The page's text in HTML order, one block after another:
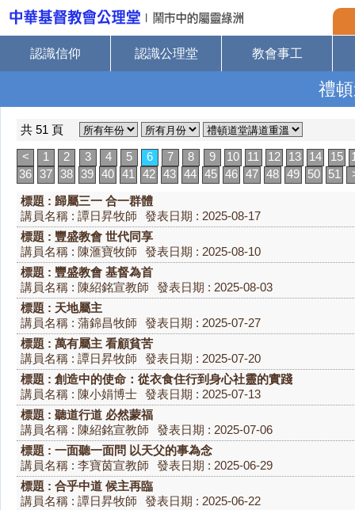
認識信仰 認識公理堂 教會事工
禮
共 51 頁
<
1 2 3 4 5 6 7 8 9 10 11 12 13 14 15
36 37 38 39 40 41 42 43 44 45 46 47 48 49 50 51
標題 : 歸屬三一 合一群體
講員名稱 : 譚日昇牧師
發表日期 : 2025-08-17
標題 : 豐盛教會 世代同享
講員名稱 : 陳滙寶牧師
發表日期 : 2025-08-10
標題 : 豐盛教會 基督為首
講員名稱 : 陳紹銘宣教師
發表日期 : 2025-08-03
標題 : 天地屬主
講員名稱 : 蒲錦昌牧師
發表日期 : 2025-07-27
標題 : 萬有屬主 看顧貧苦
講員名稱 : 譚日昇牧師
發表日期 : 2025-07-20
標題 : 創造中的使命：從衣食住行到身心社靈的實踐
講員名稱 : 陳小娟博士 發表日期 : 2025-07-13
標題 : 聽道行道 必然蒙福
講員名稱 : 陳紹銘宣教師
發表日期 : 2025-07-06
標題 : 一面聽一面問 以天父的事為念
講員名稱 : 李寶茵宣教師
發表日期 : 2025-06-29
標題 : 合乎中道 候主再臨
講員名稱 : 譚日昇牧師
發表日期 : 2025-06-22